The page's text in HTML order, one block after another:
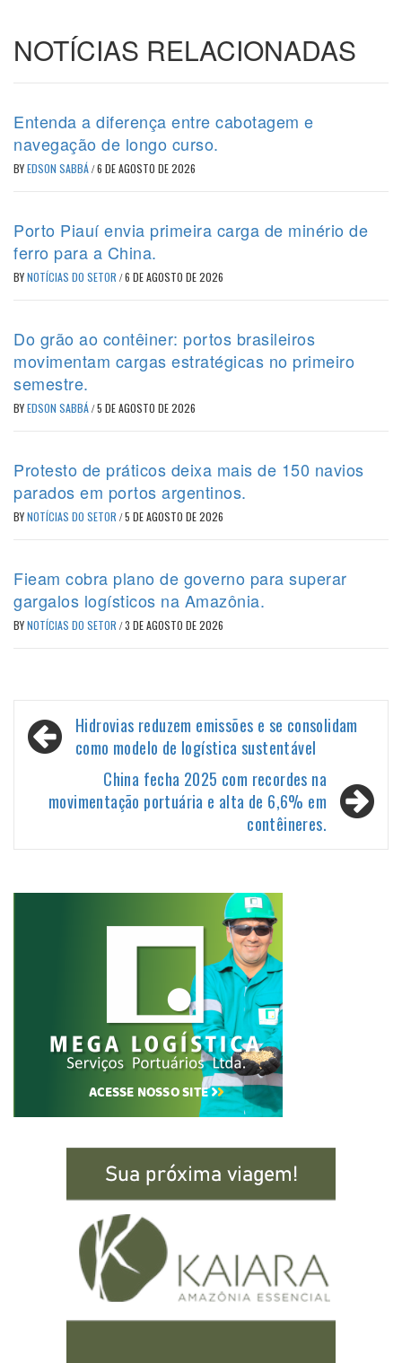
NOTÍCIAS RELACIONADAS
Entenda a diferença entre cabotagem e
navegação de longo curso.
BYEDSON SABBÁ/6 DE AGOSTO DE 2026
Porto Piauí envia primeira carga de minério de
ferro para a China.
BYNOTÍCIAS DO SETOR /6 DE AGOSTO DE 2026
Do grão ao contêiner: portos brasileiros
movimentam cargas estratégicas no primeiro
semestre.
BYEDSON SABBÁ/5 DE AGOSTO DE 2026
Protesto de práticos deixa mais de 150 navios
parados em portos argentinos.
BYNOTÍCIAS DO SETOR /5 DE AGOSTO DE 2026
Fieam cobra plano de governo para superar
gargalos logísticos na Amazônia.
BYNOTÍCIAS DO SETOR /3 DE AGOSTO DE 2026
Navegação
de
Hidrovias reduzem emissões e se consolidam
como modelo de logística sustentável
China fecha 2025 com recordes na
movimentação portuária e alta de 6,6% em
contêineres.